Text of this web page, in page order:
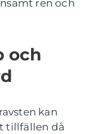
ren och
och
kan
tillfällen då